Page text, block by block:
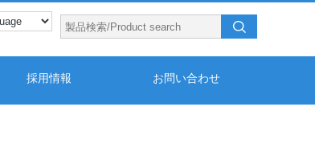
採用情報 お問い合わせ